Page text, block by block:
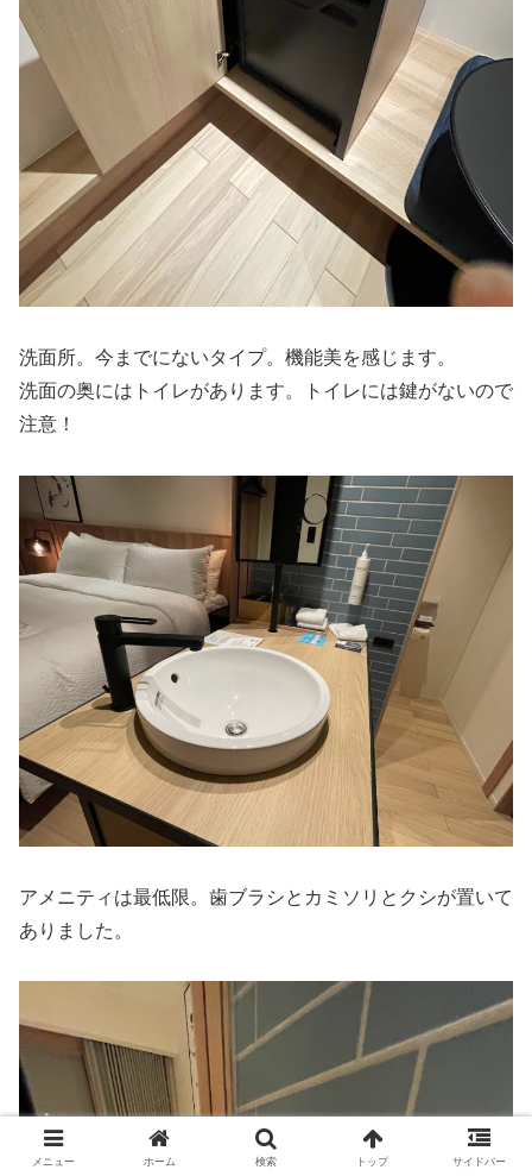
洗面所。今までにないタイプ。機能美を感じます。
洗面の奥にはトイレがあります。トイレには鍵がないので
注意！
アメニティは最低限。歯ブラシとカミソリとクシが置いて
ありました。
メニュー ホーム 検索 トップ サイドバー